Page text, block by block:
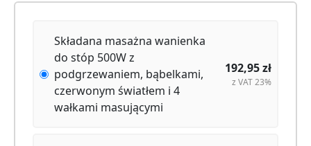
Składana masażna wanienka
do stóp 500W z
podgrzewaniem, bąbelkami,
czerwonym światłem i 4
wałkami masującymi
192,95zł
z VAT 23%